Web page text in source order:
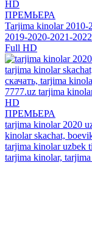
HD
ПРЕМЬЕРА
Tarjima kinolar 2010-
2019-2020-2021-
Full HD
HD
ПРЕМЬЕРА
tarjima kinolar 2020
kinolar skachat,
tarjima kinolar uzbek
tarjima kinolar,